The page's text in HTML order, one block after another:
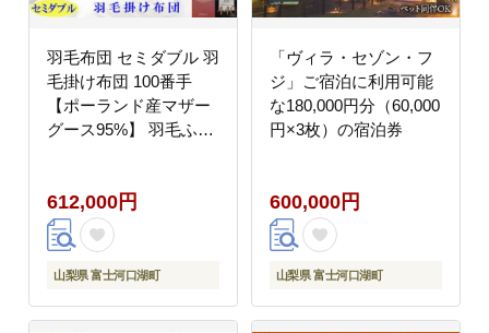
羽毛布団 セミダブル 羽
毛掛け布団 100番手
【ポーランド産マザー
グース95%】 羽毛ふと
け羽毛布団 本掛け羽毛
掛け布団 寝具 冬用 羽
毛布団 FAG179
612,000円
山梨県 富士河口湖町
「ヴィラ・セゾン・フ
ジ」ご宿泊に利用可能
な180,000円分（60,000
円×3枚）の宿泊券
600,000円
山梨県 富士河口湖町